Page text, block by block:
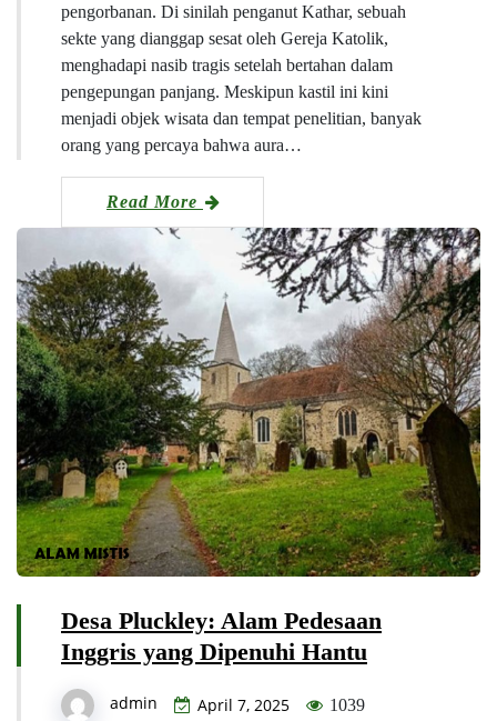
pengorbanan. Di sinilah penganut Kathar, sebuah
sekte yang dianggap sesat oleh Gereja Katolik,
menghadapi nasib tragis setelah bertahan dalam
pengepungan panjang. Meskipun kastil ini kini
menjadi objek wisata dan tempat penelitian, banyak
orang yang percaya bahwa aura…
Read More
Desa Pluckley: Alam Pedesaan
Inggris yang Dipenuhi Hantu
admin April 7, 2025 1039